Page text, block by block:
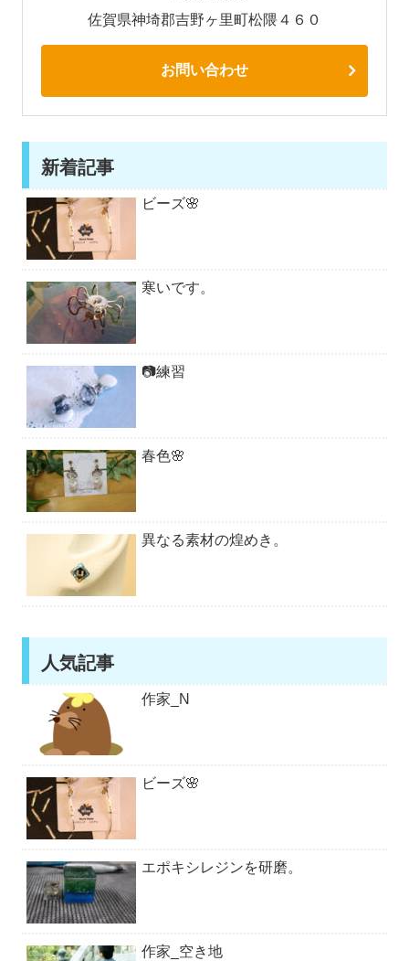
佐賀県神埼郡吉野ヶ里町松隈４６０
お問い合わせ
新着記事
ビーズ🌸
寒いです。
📷練習
春色🌸
異なる素材の煌めき。
人気記事
作家_N
ビーズ🌸
エポキシレジンを研磨。
作家_空き地